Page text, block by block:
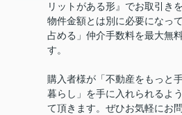
リットがある形』でお取引き
物件金額とは別に必要になっ
占める」仲介手数料を最大無
す。
購入者様が「不動産をもっと
暮らし」を手に入れられるよ
て頂きます。ぜひお気軽にお